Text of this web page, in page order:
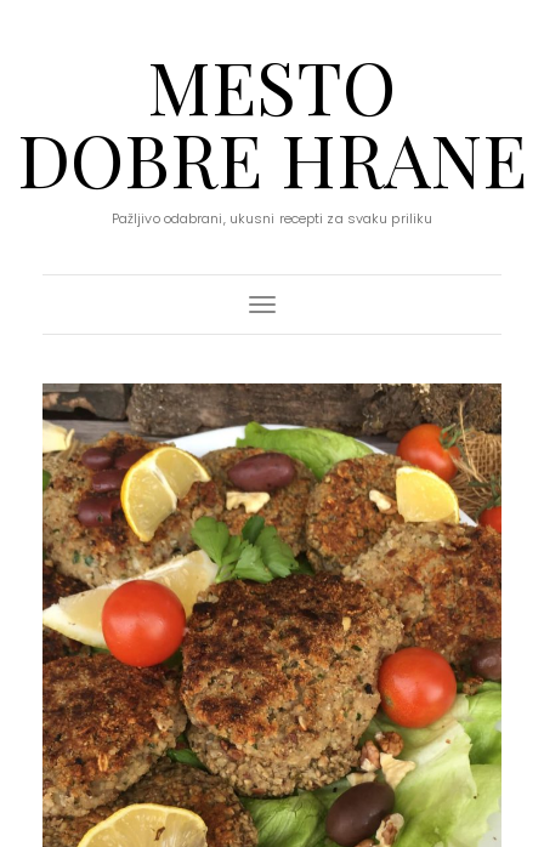
MESTO
DOBRE HRANE
Pažljivo odabrani, ukusni recepti za svaku priliku
Toggle Navigation